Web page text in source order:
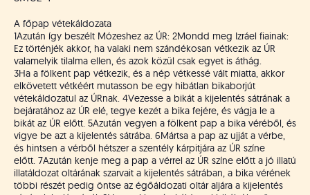
r
m
á
t
u
s
o
k
e
-
L
a
p
A főpap vétekáldozata
1Azután így beszélt Mózeshez az ÚR: 2Mondd meg Izráel fiainak:
Ez történjék akkor, ha valaki nem szándékosan vétkezik az ÚR
valamelyik tilalma ellen, és azok közül csak egyet is áthág.
3Ha a fölkent pap vétkezik, és a nép vétkessé vált miatta, akkor
elkövetett vétkéért mutasson be egy hibátlan bikaborjút
vétekáldozatul az ÚRnak. 4Vezesse a bikát a kijelentés sátrának a
bejáratához az ÚR elé, tegye kezét a bika fejére, és vágja le a
bikát az ÚR előtt. 5Azután vegyen a fölkent pap a bika véréből, és
vigye be azt a kijelentés sátrába. 6Mártsa a pap az ujját a vérbe,
és hintsen a vérből hétszer a szentély kárpitjára az ÚR színe
előtt. 7Azután kenje meg a pap a vérrel az ÚR színe előtt a jó illatú
illatáldozat oltárának szarvait a kijelentés sátrában, a bika vérének
többi részét pedig öntse az égőáldozati oltár aljára a kijelentés